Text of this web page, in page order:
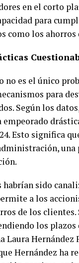
en el corto
para
como los ahorros
es el único
para
Según los
Esto significa
habrían sido
a los
de los
los
Laura Hernández
Hernández